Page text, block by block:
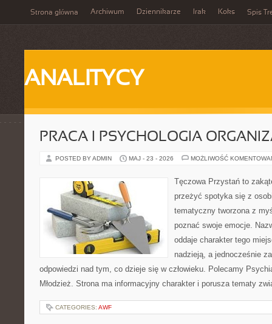
Strona główna Archiwum Dziennikarze Irak Koks Spis
ANALITYCY
PRACA I PSYCHOLOGIA
POSTED BY ADMIN MAJ - 23 - 2026 MOŻLIWOŚĆ
Tęczowa Przystań to
przeżyć spotyka się z
tematyczny tworzona z
poznać swoje emocje.
oddaje charakter tego
nadzieją, a jednocześnie
odpowiedzi nad tym, co dzieje się w człowieku. Polecamy
Młodzież. Strona ma informacyjny charakter i porusza tematy
CATEGORIES: AWF